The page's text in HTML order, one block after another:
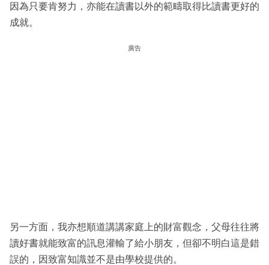
因為只要肯努力，亦能在讀書以外的範疇取得比讀書更好的
成就。
廣告
另一方面，我亦想順道講講家庭上的財富觀念，父母往往將
讀好書就能致富的訊息灌輸了給小朋友，但卻不明白這是錯
誤的，因致富知識並不是由學校提供的。